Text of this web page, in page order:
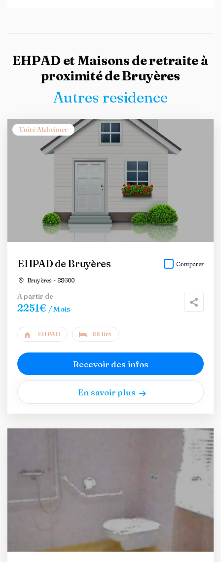
EHPAD et Maisons de retraite à
proximité de Bruyères
Autres residence
Unité Alzheimer
EHPAD de Bruyères
Bruyères - 88600
Comparer
A partir de
2251€ / Mois
EHPAD 88 lits
Recevoir des infos
En savoir plus